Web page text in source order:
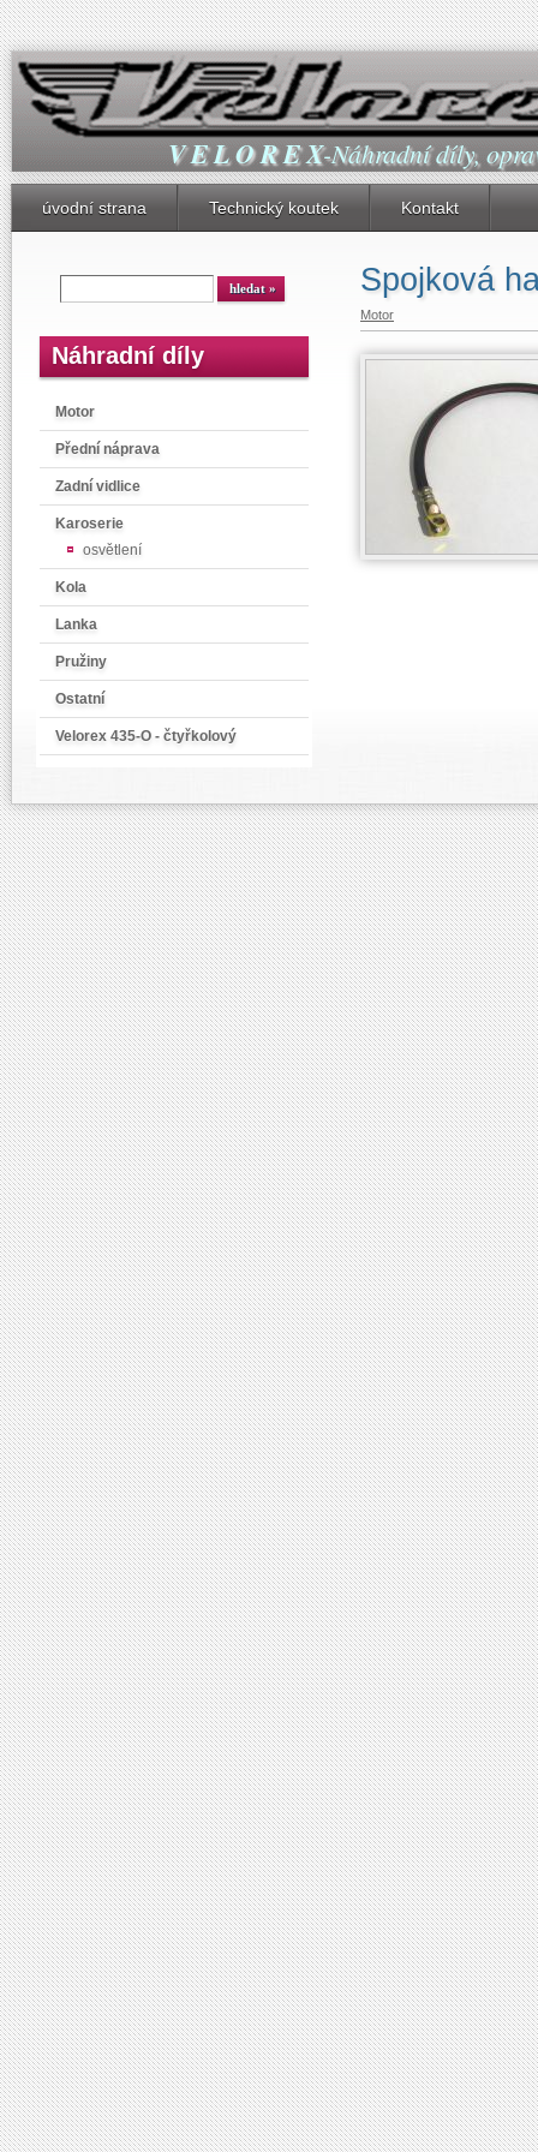
V E L O R E X-Náhradní díly,
úvodní strana Technický koutek Kontakt
Náhradní díly
Motor
Přední náprava
Zadní vidlice
Karoserie
osvětlení
Kola
Lanka
Pružiny
Ostatní
Velorex 435-O - čtyřkolový
Spojková
Motor